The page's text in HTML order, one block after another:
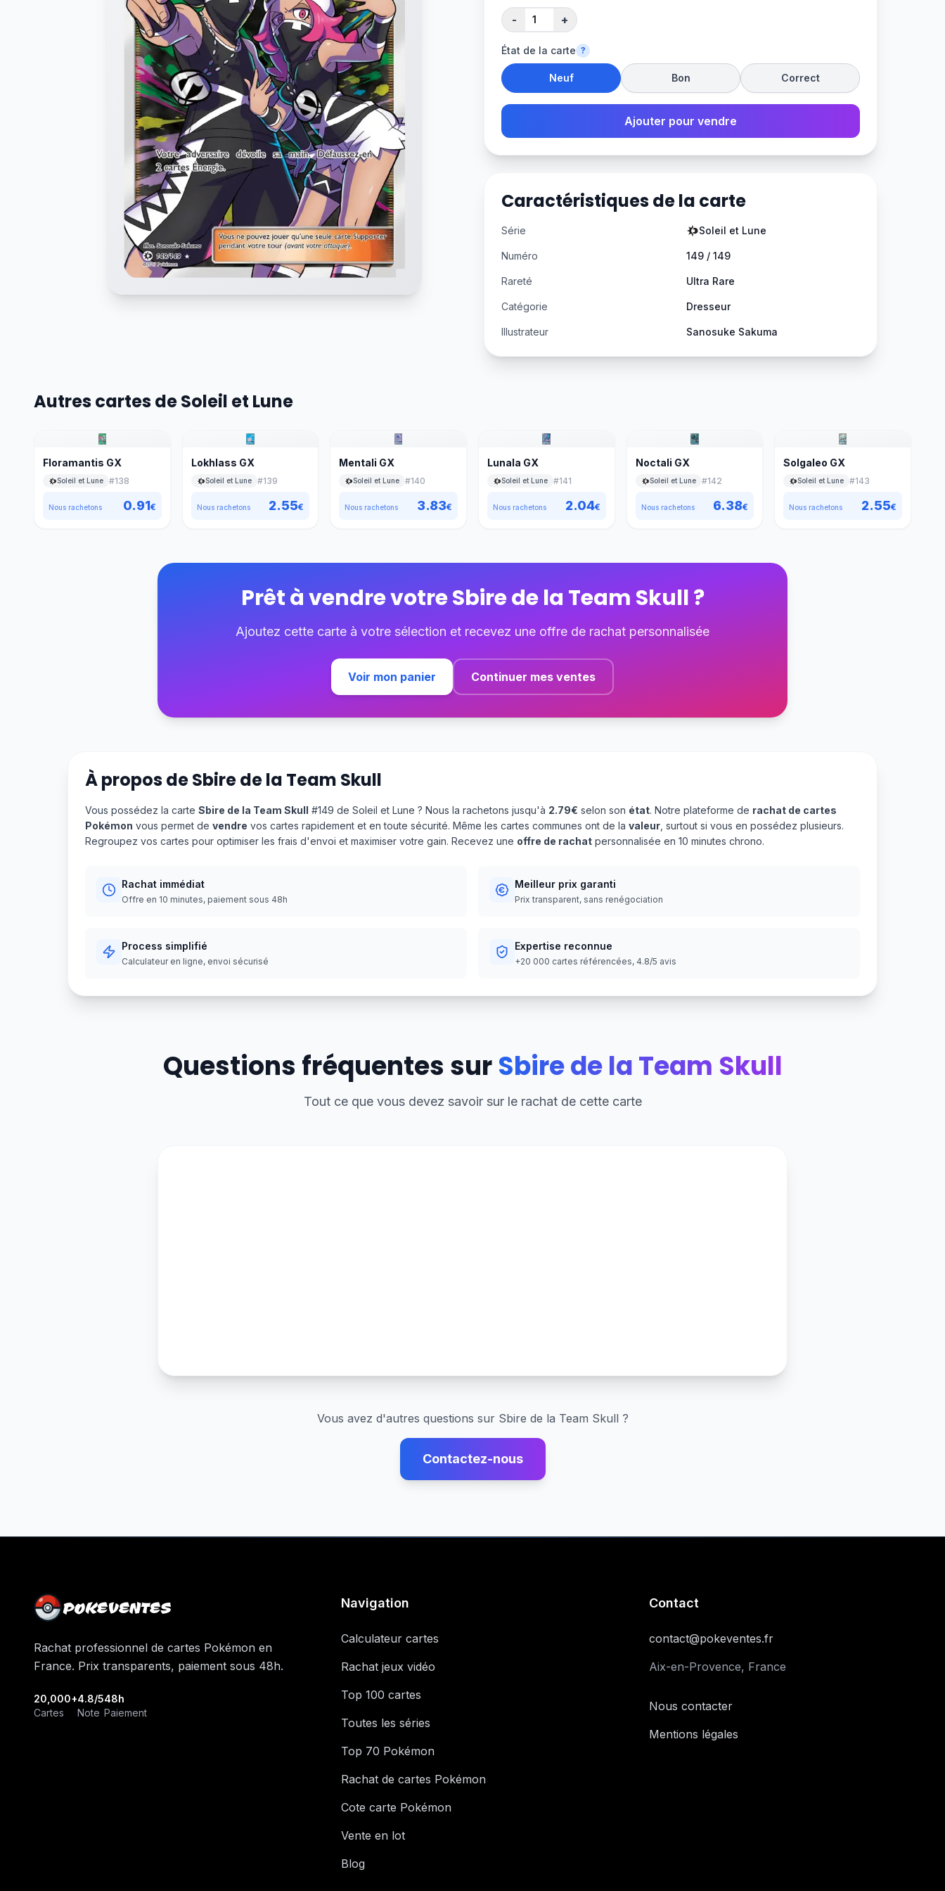
- +
État de la carte ?
Neuf Bon Correct
Ajouter pour vendre
Caractéristiques de la carte
Série Soleil et Lune
Numéro 149 / 149
Rareté Ultra Rare
Catégorie Dresseur
Illustrateur Sanosuke Sakuma
Autres cartes de Soleil et Lune
Floramantis GX
Soleil et Lune #138
Nous rachetons 0.91€
Lokhlass GX
Soleil et Lune #139
Nous rachetons 2.55€
Mentali GX
Soleil et Lune #140
Nous rachetons 3.83€
Lunala GX
Soleil et Lune #141
Nous rachetons 2.04€
Noctali GX
Soleil et Lune #142
Nous rachetons 6.38€
Solgaleo GX
Soleil et Lune #143
Nous rachetons 2.55€
Prêt à vendre votreSbire de la Team Skull?
Ajoutez cette carte à votre sélection et recevez une offre de rachat personnalisée
Voir mon panier Continuer mes ventes
À propos deSbire de la Team Skull
Vous possédez la carte Sbire de la Team Skull #149 de Soleil et Lune ? Nous la rachetons jusqu'à 2.79€ selon son état. Notre plateforme de rachat de cartes
Pokémon vous permet de vendre vos cartes rapidement et en toute sécurité. Même les cartes communes ont de la valeur , surtout si vous en possédez plusieurs.
Regroupez vos cartes pour optimiser les frais d'envoi et maximiser votre gain. Recevez une offre de rachat personnalisée en 10 minutes chrono.
Rachat immédiat
Offre en 10 minutes, paiement sous 48h
Meilleur prix garanti
Prix transparent, sans renégociation
Process simplifié
Calculateur en ligne, envoi sécurisé
Expertise reconnue
+20 000 cartes référencées, 4.8/5 avis
Questions fréquentes sur Sbire de la Team Skull
Tout ce que vous devez savoir sur le rachat de cette carte
Vous avez d'autres questions sur Sbire de la Team Skull ?
Contactez-nous
POKEVENTES
Rachat professionnel de cartes Pokémon en
France. Prix transparents, paiement sous 48h.
20,000+
Cartes
4.8/5
Note
48h
Paiement
Navigation
Calculateur cartes
Rachat jeux vidéo
Top 100 cartes
Toutes les séries
Top 70 Pokémon
Rachat de cartes Pokémon
Cote carte Pokémon
Vente en lot
Blog
Contact
contact@pokeventes.fr
Aix-en-Provence, France
Nous contacter
Mentions légales